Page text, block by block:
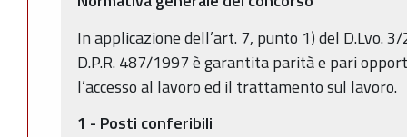
In applicazione dell’art. 7, punto 1) del D.Lvo.
D.P.R. 487/1997 è garantita parità e pari
l’accesso al lavoro ed il trattamento sul lavoro.
1 - Posti conferibili